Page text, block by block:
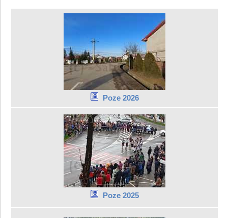
Poze 2026
Poze 2025